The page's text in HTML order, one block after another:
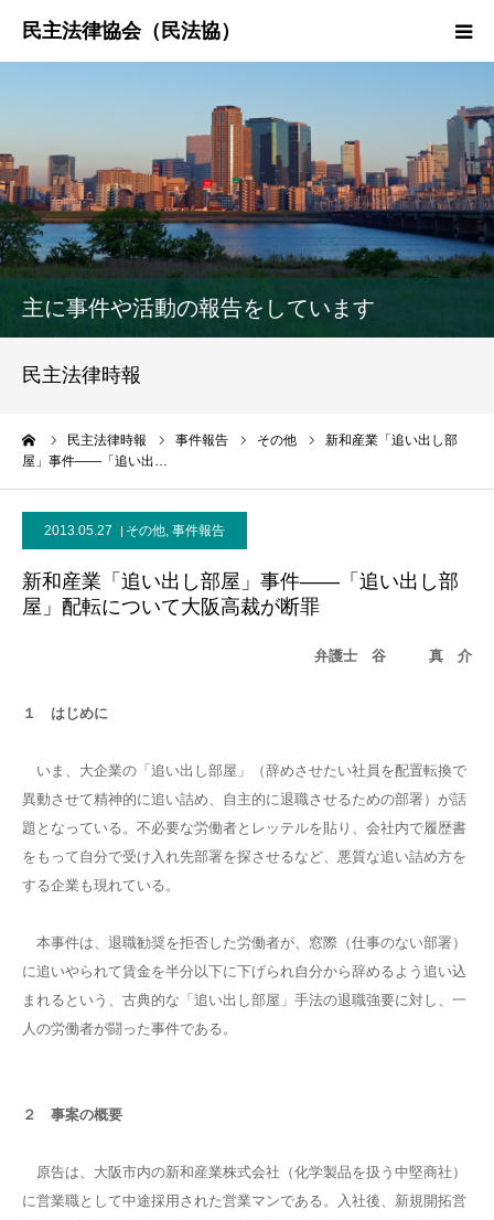
主に事件や活動の報告をしています
民主法律時報
民主法律時報 事件報告 その他
新和産業「追い出し部
屋」事件――「追い出…
2013.05.27 その他, 事件報告
新和産業「追い出し部屋」事件――「追い出し部
屋」配転について大阪高裁が断罪
弁護士 谷 真 介
１ はじめに
いま、大企業の「追い出し部屋」（辞めさせたい社員を配置転換で
異動させて精神的に追い詰め、自主的に退職させるための部署）が話
題となっている。不必要な労働者とレッテルを貼り、会社内で履歴書
をもって自分で受け入れ先部署を探させるなど、悪質な追い詰め方を
する企業も現れている。
本事件は、退職勧奨を拒否した労働者が、窓際（仕事のない部署）
に追いやられて賃金を半分以下に下げられ自分から辞めるよう追い込
まれるという、古典的な「追い出し部屋」手法の退職強要に対し、一
人の労働者が闘った事件である。
２ 事案の概要
原告は、大阪市内の新和産業株式会社（化学製品を扱う中堅商社）
に営業職として中途採用された営業マンである。入社後、新規開拓営
民法協とは
民主法律時報
決議・声明・意見書